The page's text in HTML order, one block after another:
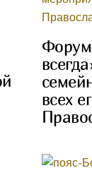
Форум
всех